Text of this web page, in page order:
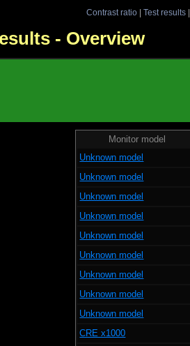
Contrast ratio| Test results|
- Overview
Monitor model
Unknown model
Unknown model
Unknown model
Unknown model
Unknown model
Unknown model
Unknown model
Unknown model
Unknown model
CRE x1000